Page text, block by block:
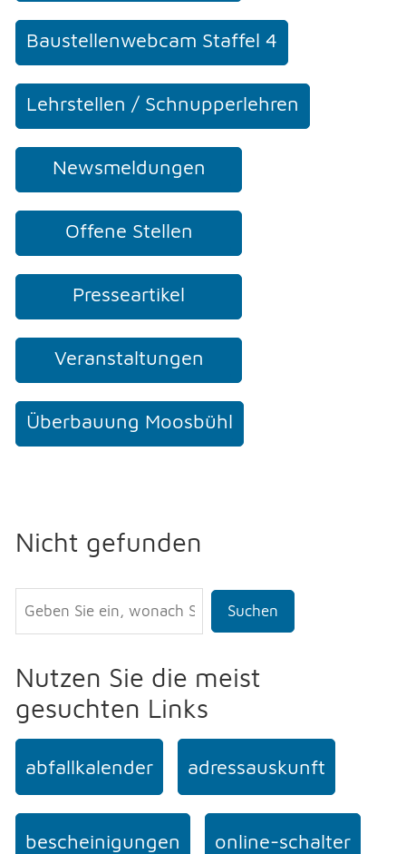
Baustellenwebcam Staffel 4
Lehrstellen / Schnupperlehren
Newsmeldungen
Offene Stellen
Presseartikel
Veranstaltungen
Überbauung Moosbühl
Nicht gefunden
Suchen
Nutzen Sie die meist
gesuchten Links
abfallkalender adressauskunft
bescheinigungen online-schalter